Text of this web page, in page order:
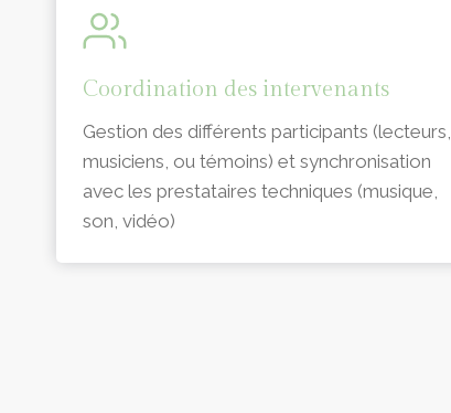
Coordination des intervenants
Gestion des différents participants (lecteurs,
musiciens, ou témoins) et synchronisation
avec les prestataires techniques (musique,
son, vidéo)